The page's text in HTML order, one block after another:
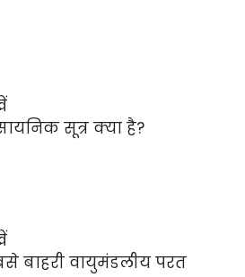
सूत्र क्या है?
बाहरी वायुमंडलीय परत